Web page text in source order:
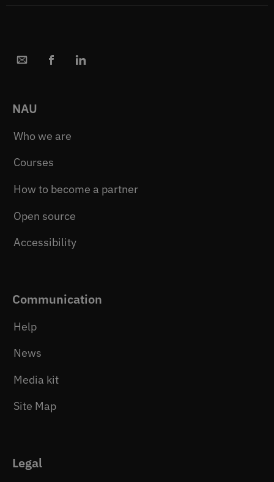
NAU
Who we are
Courses
How to become a partner
Open source
Accessibility
Communication
Help
News
Media kit
Site Map
Legal